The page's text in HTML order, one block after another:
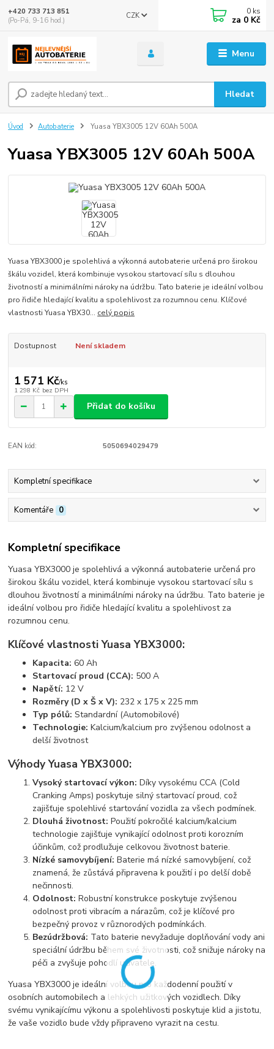
Menu
CZK
Hledat
+420 733 713 851
(Po-Pá, 9-16 hod.)
0 ks
za 0 Kč
Úvod Autobaterie Yuasa YBX3005 12V 60Ah 500A
Yuasa YBX3005 12V 60Ah 500A
Yuasa YBX3000 je spolehlivá a výkonná autobaterie určená pro širokou
škálu vozidel, která kombinuje vysokou startovací sílu s dlouhou
životností a minimálními nároky na údržbu. Tato baterie je ideální volbou
pro řidiče hledající kvalitu a spolehlivost za rozumnou cenu. Klíčové
vlastnosti Yuasa YBX30... celý popis
Dostupnost Není skladem
1 571 Kč/ks
1 298 Kč bez DPH
Přidat do košíku
EAN kód: 5050694029479
Kompletní specifikace
Komentáře 0
Kompletní specifikace
Yuasa YBX3000 je spolehlivá a výkonná autobaterie určená pro
širokou škálu vozidel, která kombinuje vysokou startovací sílu s
dlouhou životností a minimálními nároky na údržbu. Tato baterie je
ideální volbou pro řidiče hledající kvalitu a spolehlivost za
rozumnou cenu.
Klíčové vlastnosti Yuasa YBX3000:
Kapacita: 60 Ah
Startovací proud (CCA): 500 A
Napětí: 12 V
Rozměry (D x Š x V): 232 x 175 x 225 mm
Typ pólů: Standardní (Automobilové)
Technologie: Kalcium/kalcium pro zvýšenou odolnost a
delší životnost
Výhody Yuasa YBX3000:
Vysoký startovací výkon: Díky vysokému CCA (Cold
Cranking Amps) poskytuje silný startovací proud, což
zajišťuje spolehlivé startování vozidla za všech podmínek.
Dlouhá životnost: Použití pokročilé kalcium/kalcium
technologie zajišťuje vynikající odolnost proti korozním
účinkům, což prodlužuje celkovou životnost baterie.
Nízké samovybíjení: Baterie má nízké samovybíjení, což
znamená, že zůstává připravena k použití i po delší době
nečinnosti.
Odolnost: Robustní konstrukce poskytuje zvýšenou
odolnost proti vibracím a nárazům, což je klíčové pro
bezpečný provoz v různorodých podmínkách.
Bezúdržbová: Tato baterie nevyžaduje doplňování vody ani
speciální údržbu během své životnosti, což snižuje nároky na
péči a zvyšuje pohodlí uživatele.
Yuasa YBX3000 je ideální volbou pro každodenní použití v
osobních automobilech a lehkých užitkových vozidlech. Díky
svému vynikajícímu výkonu a spolehlivosti poskytuje klid a jistotu,
že vaše vozidlo bude vždy připraveno vyrazit na cestu.